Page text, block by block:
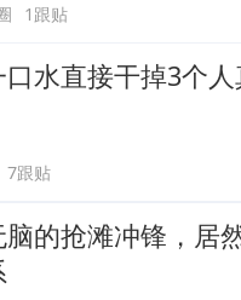
1跟贴
口水直接干掉3个
7跟贴
的抢滩冲锋，居